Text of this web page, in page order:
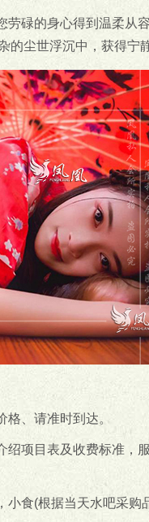
碌的身心得到温柔从
尘世浮沉中，获得宁
格、请准时到达。
项目表及收费标准，
食(根据当天水吧采购